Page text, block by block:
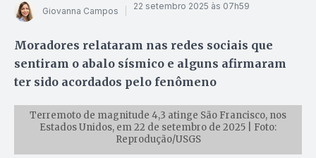
Giovanna Campos 22 setembro 2025 às 07h59
Moradores relataram nas redes sociais que
sentiram o abalo sísmico e alguns afirmaram
ter sido acordados pelo fenômeno
Terremoto de magnitude 4,3 atinge São Francisco, nos
Estados Unidos, em 22 de setembro de 2025 | Foto:
Reprodução/USGS